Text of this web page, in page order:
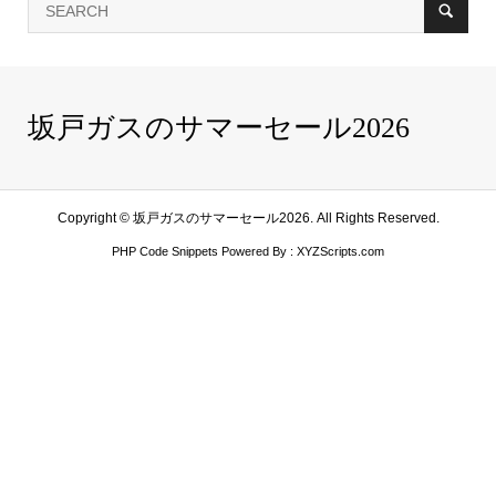
坂戸ガスのサマーセール2026
Copyright ©坂戸ガスのサマーセール2026. All Rights Reserved.
PHP Code Snippets Powered By : XYZScripts.com